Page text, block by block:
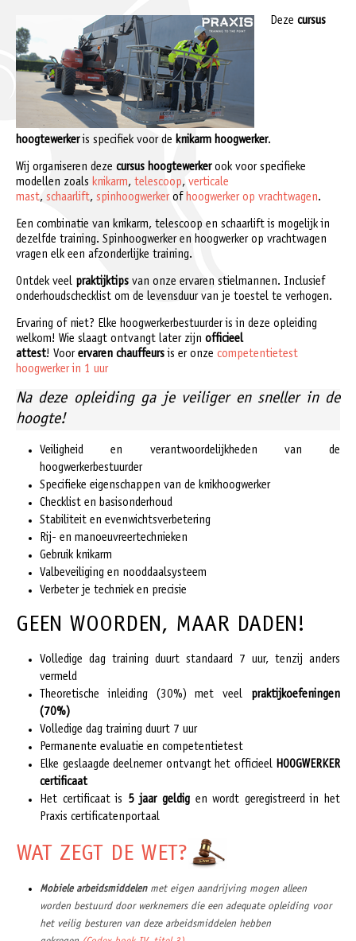
Deze cursus
hoogtewerkeris specifiek voor de knikarm hoogwerker.
Wij organiseren deze cursus hoogtewerkerook voor specifieke
modellen zoals knikarm, telescoop, verticale
mast, schaarlift, spinhoogwerkerof hoogwerker op vrachtwagen.
Een combinatie van knikarm, telescoop en schaarlift is mogelijk in
dezelfde training. Spinhoogwerker en hoogwerker op vrachtwagen
vragen elk een afzonderlijke training.
Ontdek veel praktijktips van onze ervaren stielmannen. Inclusief
onderhoudschecklist om de levensduur van je toestel te verhogen.
Ervaring of niet? Elke hoogwerkerbestuurder is in deze opleiding
welkom! Wie slaagt ontvangt later zijn officieel
attest! Voor ervaren chauffeurs is er onze competentietest
hoogwerker in 1 uur
Na deze opleiding ga je veiliger en sneller in de
hoogte!
Veiligheid en verantwoordelijkheden van de
hoogwerkerbestuurder
Specifieke eigenschappen van de knikhoogwerker
Checklist en basisonderhoud
Stabiliteit en evenwichtsverbetering
Rij- en manoeuvreertechnieken
Gebruik knikarm
Valbeveiliging en nooddaalsysteem
Verbeter je techniek en precisie
GEEN WOORDEN, MAAR DADEN!
Volledige dag training duurt standaard 7 uur, tenzij anders
vermeld
Theoretische inleiding (30%) met veel praktijkoefeningen
(70%)
Volledige dag training duurt 7 uur
Permanente evaluatie en competentietest
Elke geslaagde deelnemer ontvangt het officieel HOOGWERKER
certificaat
Het certificaat is 5 jaar geldig en wordt geregistreerd in het
Praxis certificatenportaal
WAT ZEGT DE WET?
Mobiele arbeidsmiddelenmet eigen aandrijving mogen alleen
worden bestuurd door werknemers die een adequate opleiding voor
het veilig besturen van deze arbeidsmiddelen hebben